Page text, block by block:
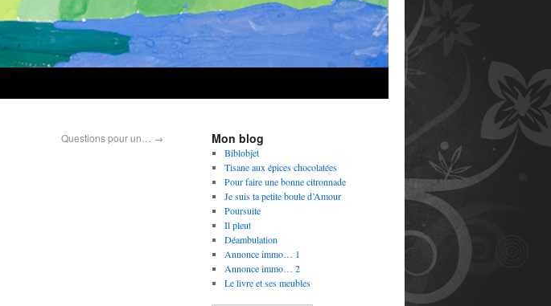
Questions pour un… → Mon blog
Biblobjet
Tisane aux épices chocolatées
Pour faire une bonne citronnade
Je suis ta petite boule d’Amour
Poursuite
Il pleut
Déambulation
Annonce immo… 1
Annonce immo… 2
Le livre et ses meubles